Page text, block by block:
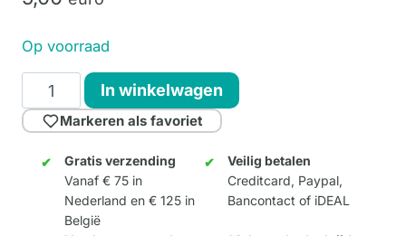
Op voorraad
Cadeaubon
€
5
aantal
In winkelwagen
Markeren als favoriet
Gratis verzending
Vanaf € 75 in
Nederland en € 125 in
België
Veilig betalen
Creditcard, Paypal,
Bancontact of iDEAL